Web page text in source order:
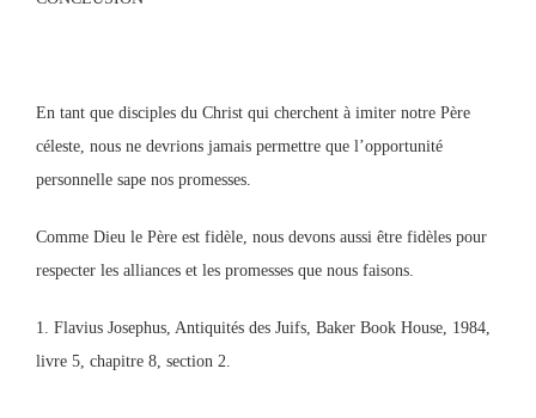
En tant que disciples du Christ qui cherchent à imiter notre Père
céleste, nous ne devrions jamais permettre que l’opportunité
personnelle sape nos promesses.
Comme Dieu le Père est fidèle, nous devons aussi être fidèles pour
respecter les alliances et les promesses que nous faisons.
1. Flavius Josephus, Antiquités des Juifs, Baker Book House, 1984,
livre 5, chapitre 8, section 2.